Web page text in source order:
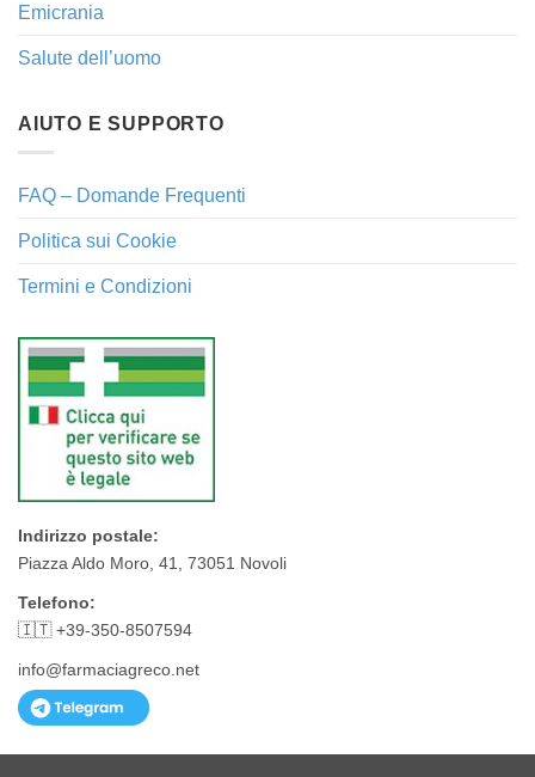
Emicrania
Salute dell’uomo
AIUTO E SUPPORTO
FAQ – Domande Frequenti
Politica sui Cookie
Termini e Condizioni
Indirizzo postale:
Piazza Aldo Moro, 41, 73051 Novoli
Telefono:
🇮🇹 +39-350-8507594
info@farmaciagreco.net